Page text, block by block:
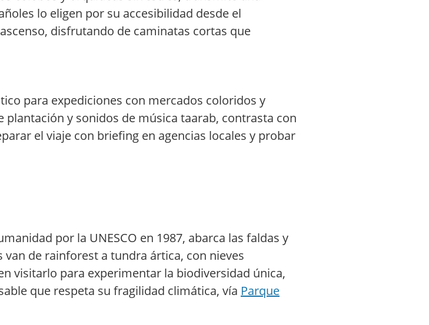
lo eligen por su accesibilidad desde el
disfrutando de caminatas cortas que
para expediciones con mercados coloridos y
y sonidos de música taarab, contrasta con
el viaje con briefing en agencias locales y probar
por la UNESCO en 1987, abarca las faldas y
de rainforest a tundra ártica, con nieves
visitarlo para experimentar la biodiversidad única,
que respeta su fragilidad climática, vía Parque